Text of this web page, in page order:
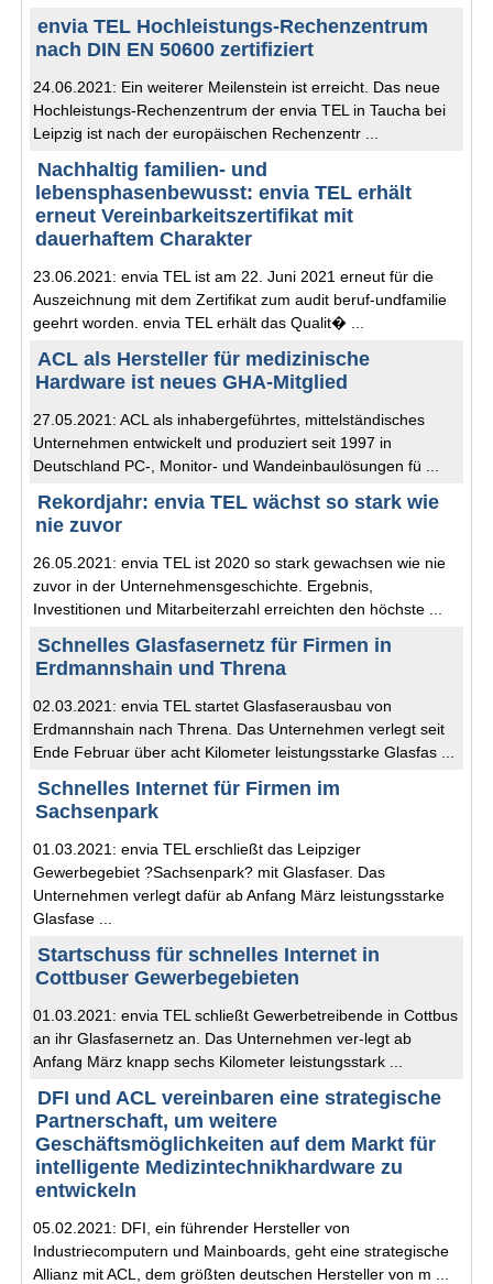
envia TEL Hochleistungs-Rechenzentrum
nach DIN EN 50600 zertifiziert
24.06.2021: Ein weiterer Meilenstein ist erreicht. Das neue
Hochleistungs-Rechenzentrum der envia TEL in Taucha bei
Leipzig ist nach der europäischen Rechenzentr ...
Nachhaltig familien- und
lebensphasenbewusst: envia TEL erhält
erneut Vereinbarkeitszertifikat mit
dauerhaftem Charakter
23.06.2021: envia TEL ist am 22. Juni 2021 erneut für die
Auszeichnung mit dem Zertifikat zum audit beruf-undfamilie
geehrt worden. envia TEL erhält das Qualit� ...
ACL als Hersteller für medizinische
Hardware ist neues GHA-Mitglied
27.05.2021: ACL als inhabergeführtes, mittelständisches
Unternehmen entwickelt und produziert seit 1997 in
Deutschland PC-, Monitor- und Wandeinbaulösungen fü ...
Rekordjahr: envia TEL wächst so stark wie
nie zuvor
26.05.2021: envia TEL ist 2020 so stark gewachsen wie nie
zuvor in der Unternehmensgeschichte. Ergebnis,
Investitionen und Mitarbeiterzahl erreichten den höchste ...
Schnelles Glasfasernetz für Firmen in
Erdmannshain und Threna
02.03.2021: envia TEL startet Glasfaserausbau von
Erdmannshain nach Threna. Das Unternehmen verlegt seit
Ende Februar über acht Kilometer leistungsstarke Glasfas ...
Schnelles Internet für Firmen im
Sachsenpark
01.03.2021: envia TEL erschließt das Leipziger
Gewerbegebiet ?Sachsenpark? mit Glasfaser. Das
Unternehmen verlegt dafür ab Anfang März leistungsstarke
Glasfase ...
Startschuss für schnelles Internet in
Cottbuser Gewerbegebieten
01.03.2021: envia TEL schließt Gewerbetreibende in Cottbus
an ihr Glasfasernetz an. Das Unternehmen ver-legt ab
Anfang März knapp sechs Kilometer leistungsstark ...
DFI und ACL vereinbaren eine strategische
Partnerschaft, um weitere
Geschäftsmöglichkeiten auf dem Markt für
intelligente Medizintechnikhardware zu
entwickeln
05.02.2021: DFI, ein führender Hersteller von
Industriecomputern und Mainboards, geht eine strategische
Allianz mit ACL, dem größten deutschen Hersteller von m ...